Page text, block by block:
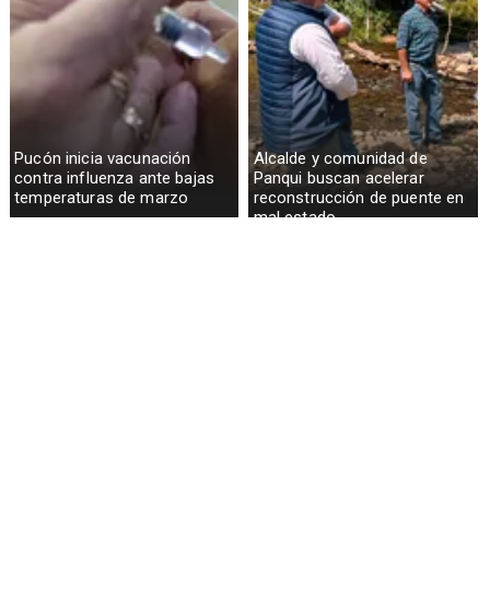
Pucón inicia vacunación
contra influenza ante bajas
temperaturas de marzo
Alcalde y comunidad de
Panqui buscan acelerar
reconstrucción de puente en
mal estado